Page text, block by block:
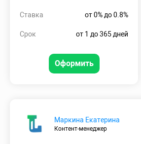
Ставка от 0% до 0.8%
Срок от 1 до 365 дней
Оформить
Маркина Екатерина
Контент-менеджер